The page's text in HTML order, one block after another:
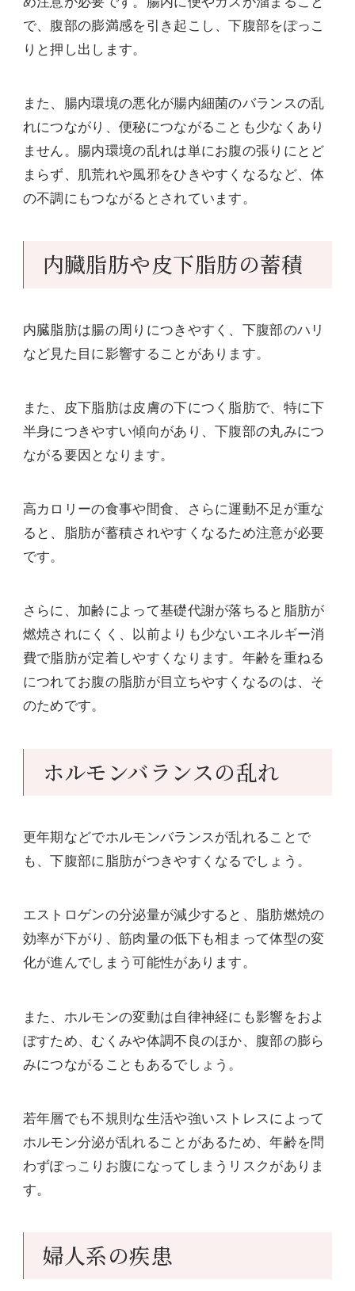
で、腹部の膨満感を引き起こし、下腹部をぽっこ
りと押し出します。
また、腸内環境の悪化が腸内細菌のバランスの乱
れにつながり、便秘につながることも少なくあり
ません。腸内環境の乱れは単にお腹の張りにとど
まらず、肌荒れや風邪をひきやすくなるなど、体
の不調にもつながるとされています。
内臓脂肪や皮下脂肪の蓄積
内臓脂肪は腸の周りにつきやすく、下腹部のハリ
など見た目に影響することがあります。
また、皮下脂肪は皮膚の下につく脂肪で、特に下
半身につきやすい傾向があり、下腹部の丸みにつ
ながる要因となります。
高カロリーの食事や間食、さらに運動不足が重な
ると、脂肪が蓄積されやすくなるため注意が必要
です。
さらに、加齢によって基礎代謝が落ちると脂肪が
燃焼されにくく、以前よりも少ないエネルギー消
費で脂肪が定着しやすくなります。年齢を重ねる
につれてお腹の脂肪が目立ちやすくなるのは、そ
のためです。
ホルモンバランスの乱れ
更年期などでホルモンバランスが乱れることで
も、下腹部に脂肪がつきやすくなるでしょう。
エストロゲンの分泌量が減少すると、脂肪燃焼の
効率が下がり、筋肉量の低下も相まって体型の変
化が進んでしまう可能性があります。
また、ホルモンの変動は自律神経にも影響をおよ
ぼすため、むくみや体調不良のほか、腹部の膨ら
みにつながることもあるでしょう。
若年層でも不規則な生活や強いストレスによって
ホルモン分泌が乱れることがあるため、年齢を問
わずぽっこりお腹になってしまうリスクがありま
す。
婦人系の疾患